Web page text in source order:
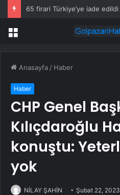
65 firari Türkiye’ye iade edildi
Menü
Anasayfa / Haber
Haber
CHP Genel
Kılıçdaroğlu
konuştu:
yok
NİLAY ŞAHİN Şubat 22, 2023